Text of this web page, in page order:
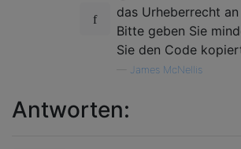
das Urheberrecht
Bitte geben Sie
Sie den Code
James McNellis
Antworten: